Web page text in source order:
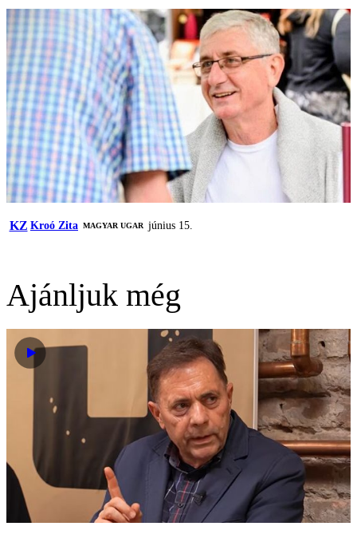
KZ Kroó Zita MAGYAR UGAR június 15.
Ajánljuk még